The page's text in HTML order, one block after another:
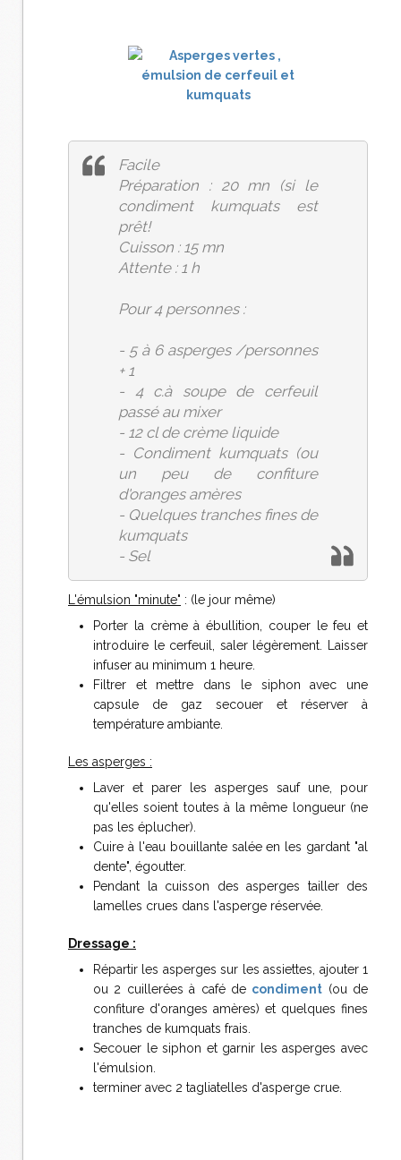
Facile
Préparation : 20 mn (si le
condiment kumquats est
prêt!
Cuisson : 15 mn
Attente : 1 h
Pour 4 personnes :
- 5 à 6 asperges /personnes
+ 1
- 4 c.à soupe de cerfeuil
passé au mixer
- 12 cl de crème liquide
- Condiment kumquats (ou
un peu de confiture
d'oranges amères
- Quelques tranches fines de
kumquats
- Sel
L'émulsion "minute" : (le jour même)
Porter la crème à ébullition, couper le feu et
introduire le cerfeuil, saler légèrement. Laisser
infuser au minimum 1 heure.
Filtrer et mettre dans le siphon avec une
capsule de gaz secouer et réserver à
température ambiante.
Les asperges :
Laver et parer les asperges sauf une, pour
qu'elles soient toutes à la même longueur (ne
pas les éplucher).
Cuire à l'eau bouillante salée en les gardant "al
dente", égoutter.
Pendant la cuisson des asperges tailler des
lamelles crues dans l'asperge réservée.
Dressage :
Répartir les asperges sur les assiettes, ajouter 1
ou 2 cuillerées à café de condiment (ou de
confiture d'oranges amères) et quelques fines
tranches de kumquats frais.
Secouer le siphon et garnir les asperges avec
l'émulsion.
terminer avec 2 tagliatelles d'asperge crue.